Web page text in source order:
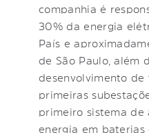
companhia é
30% da energia
País e
de São Paulo, além
desenvolvimento de
primeiras
primeiro sistema de
energia em baterias